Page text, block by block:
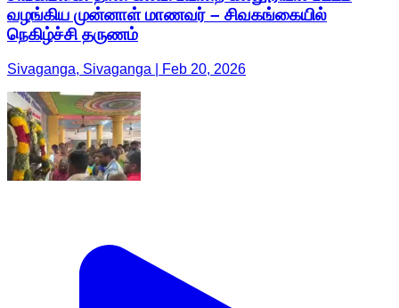
வழங்கிய முன்னாள் மாணவர் – சிவகங்கையில்
நெகிழ்ச்சி தருணம்
Sivaganga, Sivaganga | Feb 20, 2026